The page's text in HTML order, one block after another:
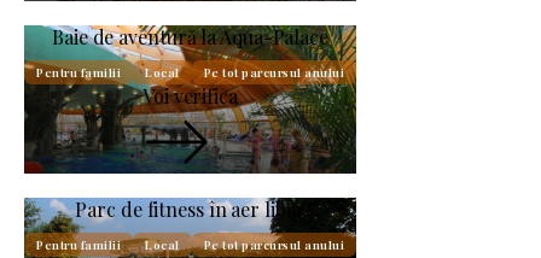
Baie de aventură la Aqua-Palace
Pentru familii Local Pe tot parcursul anului
Voi verifica
Parc de fitness în aer liber
Pentru familii Local Pe tot parcursul anului